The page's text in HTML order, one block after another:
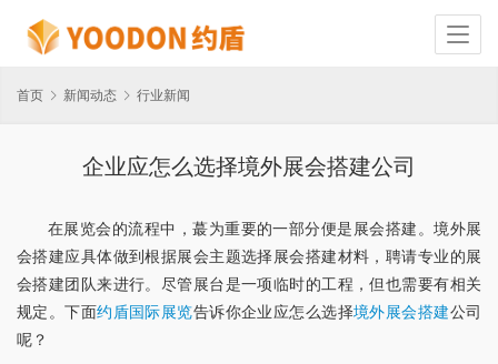
首页 新闻动态 行业新闻
企业应怎么选择境外展会搭建公司
在展览会的流程中，蕞为重要的一部分便是展会搭建。境外展
会搭建应具体做到根据展会主题选择展会搭建材料，聘请专业的展
会搭建团队来进行。尽管展台是一项临时的工程，但也需要有相关
规定。下面约盾国际展览告诉你企业应怎么选择境外展会搭建公司
呢？